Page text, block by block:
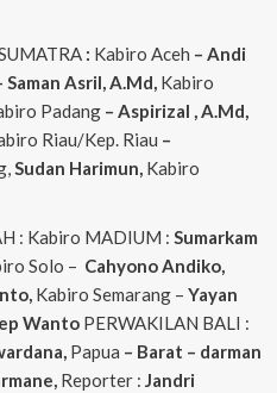
: Kabiro Aceh – Andi
Saman Asril, A.Md, Kabiro
Padang– Aspirizal , A.Md,
Riau/Kep. Riau –
Sudan Harimun, Kabiro
: Kabiro MADIUM : Sumarkam
Solo – CahyonoAndiko,
Kabiro Semarang – Yayan
WantoPERWAKILAN BALI :
Papua – Barat – darman
Reporter : Jandri